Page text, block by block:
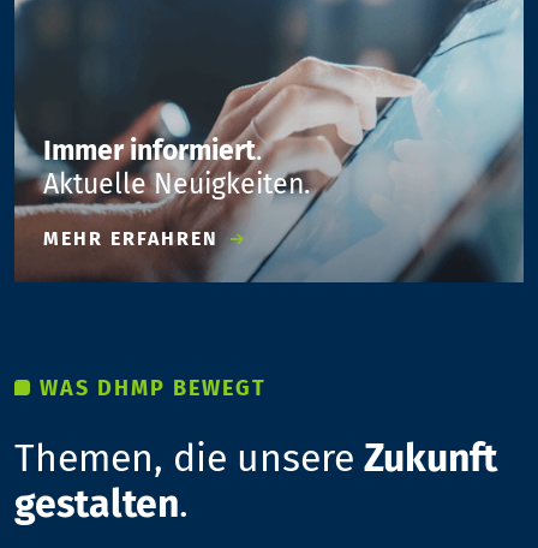
Immer informiert.
Aktuelle Neuigkeiten.
MEHR ERFAHREN
WAS DHMP BEWEGT
Themen, die unsere Zukunft
gestalten.